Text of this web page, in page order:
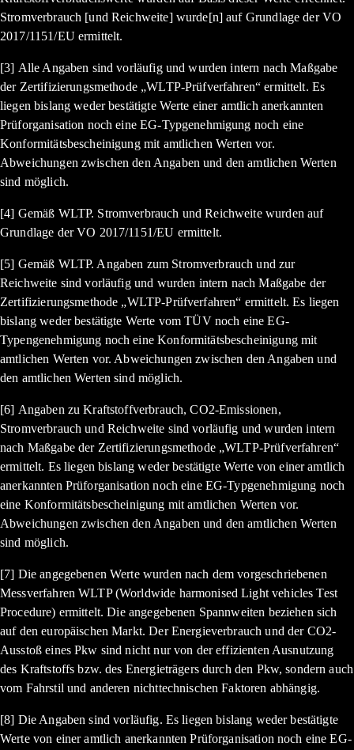
Stromverbrauch [und Reichweite] wurde[n] auf Grundlage der VO
2017/1151/EU ermittelt.
[3] Alle Angaben sind vorläufig und wurden intern nach Maßgabe
der Zertifizierungsmethode „WLTP-Prüfverfahren“ ermittelt. Es
liegen bislang weder bestätigte Werte einer amtlich anerkannten
Prüforganisation noch eine EG-Typgenehmigung noch eine
Konformitätsbescheinigung mit amtlichen Werten vor.
Abweichungen zwischen den Angaben und den amtlichen Werten
sind möglich.
[4] Gemäß WLTP. Stromverbrauch und Reichweite wurden auf
Grundlage der VO 2017/1151/EU ermittelt.
[5] Gemäß WLTP. Angaben zum Stromverbrauch und zur
Reichweite sind vorläufig und wurden intern nach Maßgabe der
Zertifizierungsmethode „WLTP-Prüfverfahren“ ermittelt. Es liegen
bislang weder bestätigte Werte vom TÜV noch eine EG-
Typengenehmigung noch eine Konformitätsbescheinigung mit
amtlichen Werten vor. Abweichungen zwischen den Angaben und
den amtlichen Werten sind möglich.
[6] Angaben zu Kraftstoffverbrauch, CO2-Emissionen,
Stromverbrauch und Reichweite sind vorläufig und wurden intern
nach Maßgabe der Zertifizierungsmethode „WLTP-Prüfverfahren“
ermittelt. Es liegen bislang weder bestätigte Werte von einer amtlich
anerkannten Prüforganisation noch eine EG-Typgenehmigung noch
eine Konformitätsbescheinigung mit amtlichen Werten vor.
Abweichungen zwischen den Angaben und den amtlichen Werten
sind möglich.
[7] Die angegebenen Werte wurden nach dem vorgeschriebenen
Messverfahren WLTP (Worldwide harmonised Light vehicles Test
Procedure) ermittelt. Die angegebenen Spannweiten beziehen sich
auf den europäischen Markt. Der Energieverbrauch und der CO2-
Ausstoß eines Pkw sind nicht nur von der effizienten Ausnutzung
des Kraftstoffs bzw. des Energieträgers durch den Pkw, sondern auch
vom Fahrstil und anderen nichttechnischen Faktoren abhängig.
[8] Die Angaben sind vorläufig. Es liegen bislang weder bestätigte
Werte von einer amtlich anerkannten Prüforganisation noch eine EG-